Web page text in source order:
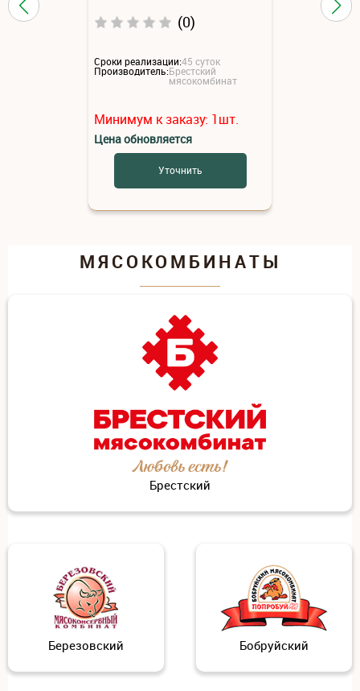
(0)
Сроки реализации:45 суток
Производитель:Брестский
мясокомбинат
Минимум к заказу: 1шт.
Цена обновляется
Уточнить
МЯСОКОМБИНАТЫ
Брестский
Березовский Бобруйский